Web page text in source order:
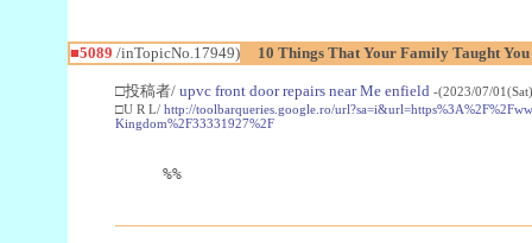
■5089 /inTopicNo.17949) 10 Things That Your Family Taught
□投稿者/ upvc front door repairs near Me enfield -(2023/07/
□U R L/ http://toolbarqueries.google.ro/
Kingdom%2F33331927%2F
%%